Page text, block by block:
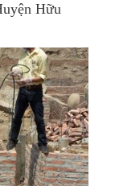
Hữu